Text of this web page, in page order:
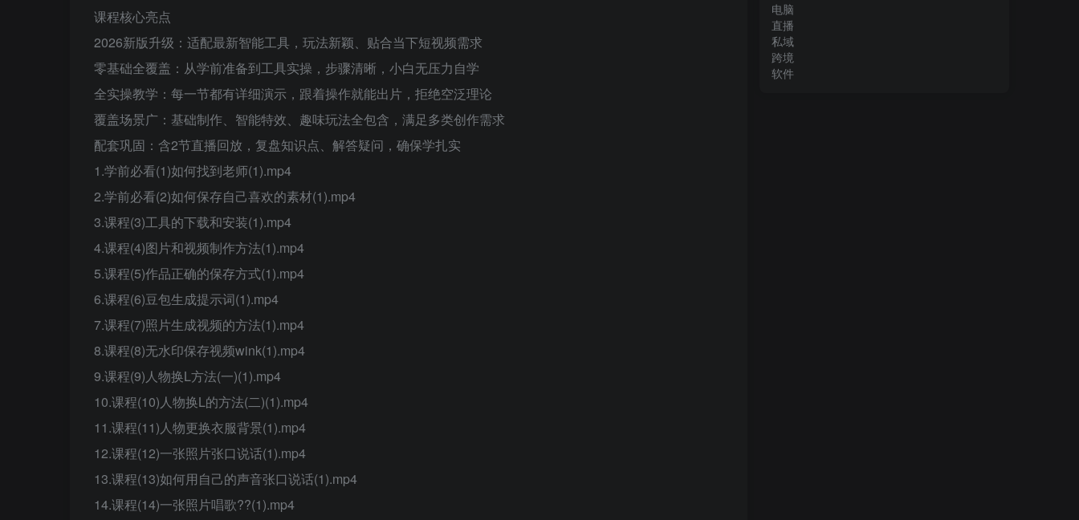
课程核心亮点
2026新版升级：适配最新智能工具，玩法新颖、贴合当下短视频需求
零基础全覆盖：从学前准备到工具实操，步骤清晰，小白无压力自学
全实操教学：每一节都有详细演示，跟着操作就能出片，拒绝空泛理论
覆盖场景广：基础制作、智能特效、趣味玩法全包含，满足多类创作需求
配套巩固：含2节直播回放，复盘知识点、解答疑问，确保学扎实
1.学前必看(1)如何找到老师(1).mp4
2.学前必看(2)如何保存自己喜欢的素材(1).mp4
3.课程(3)工具的下载和安装(1).mp4
4.课程(4)图片和视频制作方法(1).mp4
5.课程(5)作品正确的保存方式(1).mp4
6.课程(6)豆包生成提示词(1).mp4
7.课程(7)照片生成视频的方法(1).mp4
8.课程(8)无水印保存视频wink(1).mp4
9.课程(9)人物换L方法(一)(1).mp4
10.课程(10)人物换L的方法(二)(1).mp4
11.课程(11)人物更换衣服背景(1).mp4
12.课程(12)一张照片张口说话(1).mp4
13.课程(13)如何用自己的声音张口说话(1).mp4
14.课程(14)一张照片唱歌??(1).mp4
电脑
直播
私域
跨境
软件